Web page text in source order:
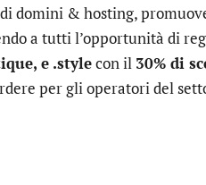
domini & hosting,
a tutti l’opportunità di
e .stylecon il 30% di
per gli operatori del